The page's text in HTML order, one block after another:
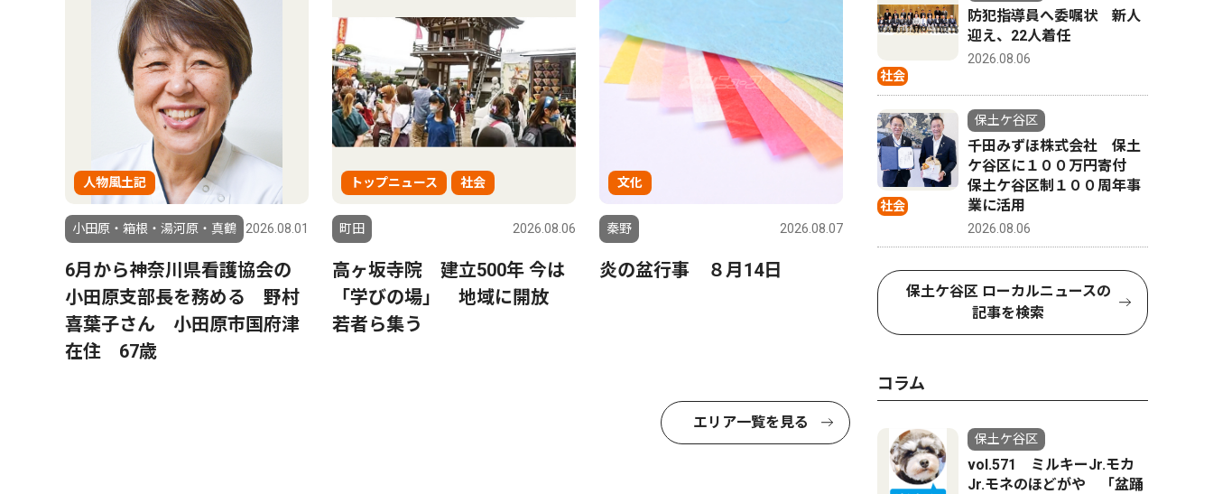
人物風土記
小田原・箱根・湯河原・真鶴 2026.08.01
6月から神奈川県看護協会の
小田原支部長を務める 野村
喜葉子さん 小田原市国府津
在住 67歳
トップニュース 社会
町田 2026.08.06
高ヶ坂寺院 建立500年 今は
「学びの場」 地域に開放
若者ら集う
文化
秦野 2026.08.07
炎の盆行事 ８月14日
エリア一覧を見る
社会
防犯指導員へ委嘱状 新人
迎え、22人着任
2026.08.06
社会
保土ケ谷区
千田みずほ株式会社 保土
ケ谷区に１００万円寄付
保土ケ谷区制１００周年事
業に活用
2026.08.06
保土ケ谷区 ローカルニュースの
記事を検索
コラム
保土ケ谷区
vol.571 ミルキーJr.モカ
Jr.モネのほどがや 「盆踊